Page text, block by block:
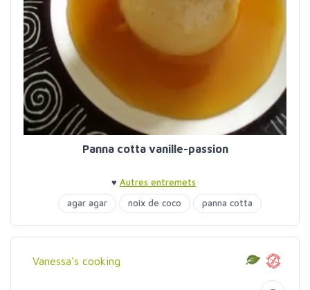
Panna cotta vanille-passion
♥ Autres entremets
agar agar
noix de coco panna cotta
Vanessa's cooking